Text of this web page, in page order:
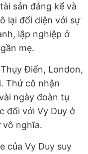
sản đáng kể và
lại đối diện với sự
lập nghiệp ở
mẹ.
Điển, London,
Thứ cô nhận
ngày đoàn tụ
đối với Vy Duy ở
nghĩa.
của Vy Duy suy